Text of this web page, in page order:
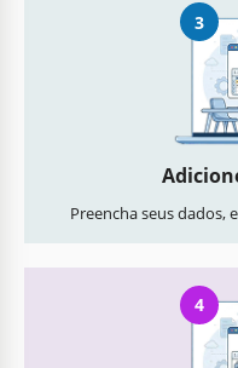
3
Preencha seus dados,
4